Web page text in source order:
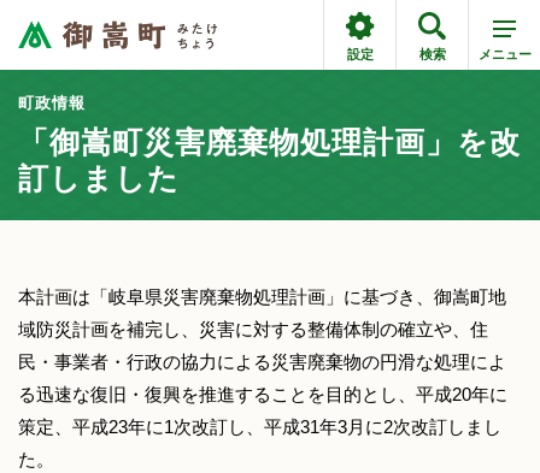
設定 検索 メニュー
町政情報
「御嵩町災害廃棄物処理計画」を改
訂しました
本計画は「岐阜県災害廃棄物処理計画」に基づき、御嵩町地
域防災計画を補完し、災害に対する整備体制の確立や、住
民・事業者・行政の協力による災害廃棄物の円滑な処理によ
る迅速な復旧・復興を推進することを目的とし、平成20年に
策定、平成23年に1次改訂し、平成31年3月に2次改訂しまし
た。